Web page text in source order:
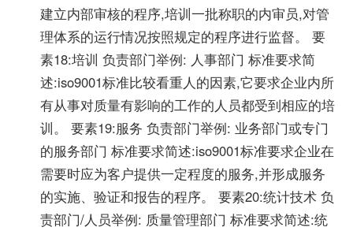
建立内部审核的程序,培训一批称职的内审员,对管
理体系的运行情况按照规定的程序进行监督。 要
素18:培训 负责部门举例: 人事部门 标准要求简
述:iso9001标准比较看重人的因素,它要求企业内所
有从事对质量有影响的工作的人员都受到相应的培
训。 要素19:服务 负责部门举例: 业务部门或专门
的服务部门 标准要求简述:iso9001标准要求企业在
需要时应为客户提供一定程度的服务,并形成服务
的实施、验证和报告的程序。 要素20:统计技术 负
责部门/人员举例: 质量管理部门 标准要求简述:统